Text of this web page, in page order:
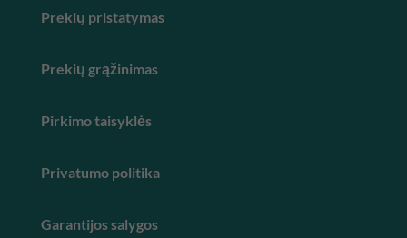
Prekių pristatymas
Prekių grąžinimas
Pirkimo taisyklės
Privatumo politika
Garantijos salygos